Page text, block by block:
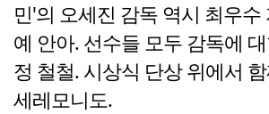
민'의 오세진 감독 역시 최우수
예 안아. 선수들 모두 감독에
정 철철. 시상식 단상 위에서
세레모니도.